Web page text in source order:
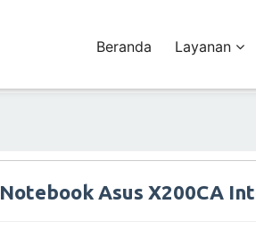
Beranda Layanan
Notebook Asus X200CA